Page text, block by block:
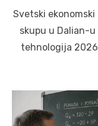
Svetski
skupu u Dalian-
tehnologija